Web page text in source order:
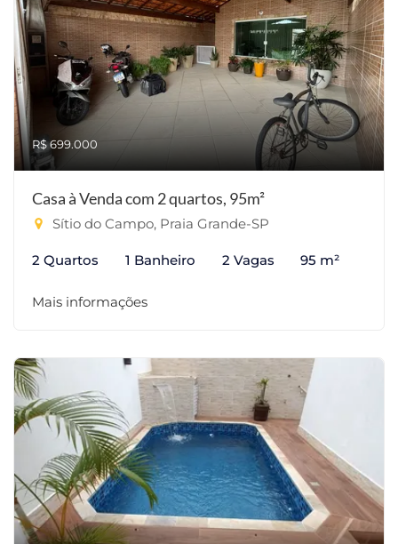
R$ 699.000
Casa à Venda com 2 quartos, 95m²
Sítio do Campo, Praia Grande-SP
2 Quartos 1 Banheiro 2 Vagas 95 m²
Mais informações